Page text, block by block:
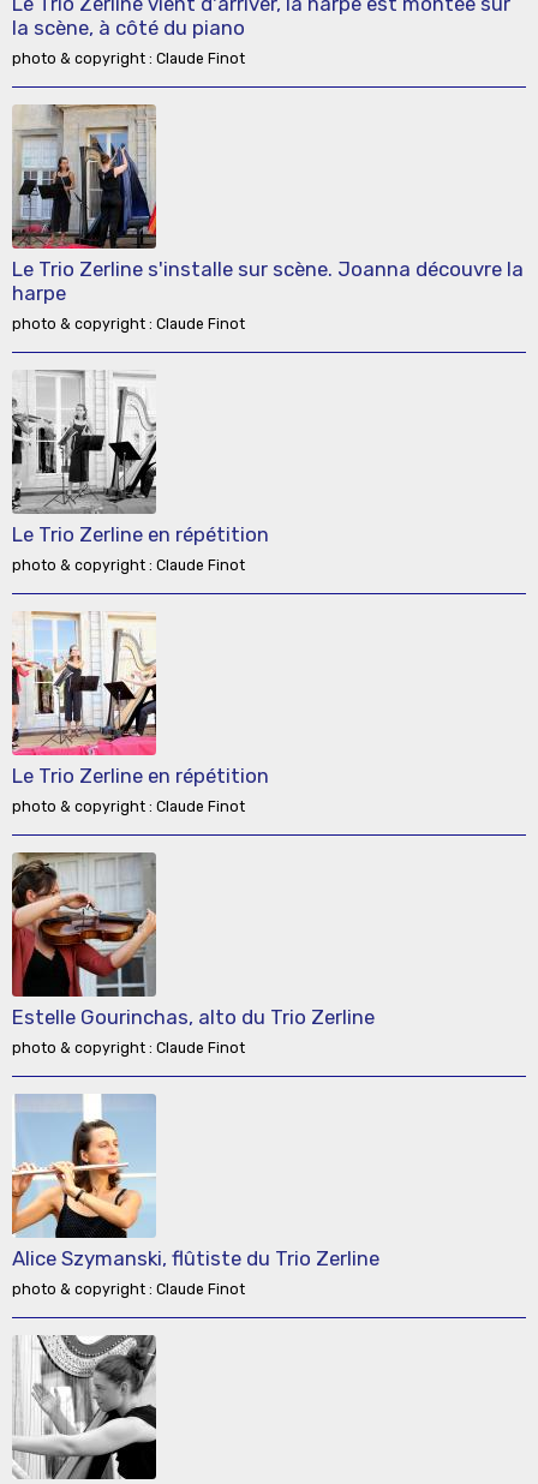
la scène, à côté du piano
photo & copyright : Claude Finot
Le Trio Zerline s'installe sur scène. Joanna découvre la
harpe
photo & copyright : Claude Finot
Le Trio Zerline en répétition
photo & copyright : Claude Finot
Le Trio Zerline en répétition
photo & copyright : Claude Finot
Estelle Gourinchas, alto du Trio Zerline
photo & copyright : Claude Finot
Alice Szymanski, flûtiste du Trio Zerline
photo & copyright : Claude Finot